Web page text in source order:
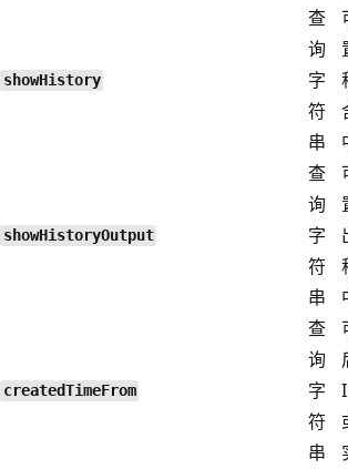
showHistory
查
询
字
符
串
showHistoryOutput
查
询
字
符
串
createdTimeFrom
查
询
字
符
串